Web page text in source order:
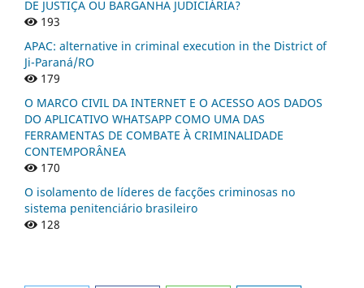
DE JUSTIÇA OU BARGANHA JUDICIÁRIA?
193
APAC: alternative in criminal execution in the District of
Ji-Paraná/RO
179
O MARCO CIVIL DA INTERNET E O ACESSO AOS DADOS
DO APLICATIVO WHATSAPP COMO UMA DAS
FERRAMENTAS DE COMBATE À CRIMINALIDADE
CONTEMPORÂNEA
170
O isolamento de líderes de facções criminosas no
sistema penitenciário brasileiro
128